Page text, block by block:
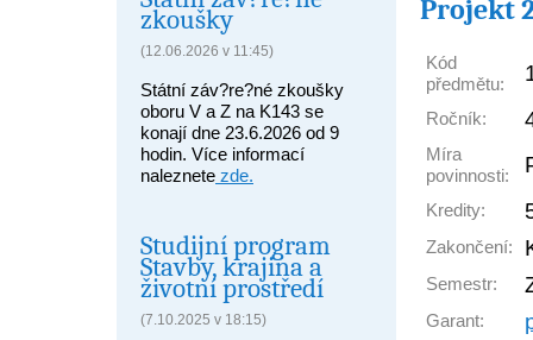
zkoušky
(12.06.2026 v 11:45)
Státní záv?re?né zkoušky
oboru V a Z na K143 se
konají dne 23.6.2026 od 9
hodin. Více informací
naleznete zde.
Studijní program
Stavby, krajina a
životní prostředí
(7.10.2025 v 18:15)
Projekt
Kód
předmětu:
Ročník:
Míra
povinnosti:
Kredity:
Zakončení:
Semestr:
Garant: